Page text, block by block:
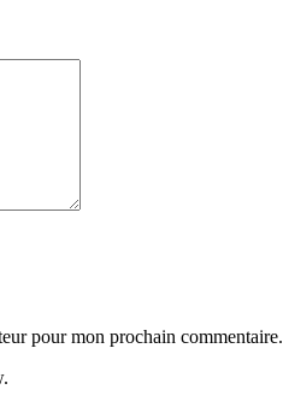
pour mon prochain commentaire.